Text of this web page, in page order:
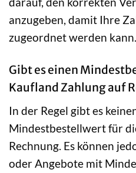
anzugeben, damit Ihre
zugeordnet werden kann.
Gibt es einen
Kaufland Zahlung auf
In der Regel gibt es
Mindestbestellwert für
Rechnung. Es können
oder Angebote mit